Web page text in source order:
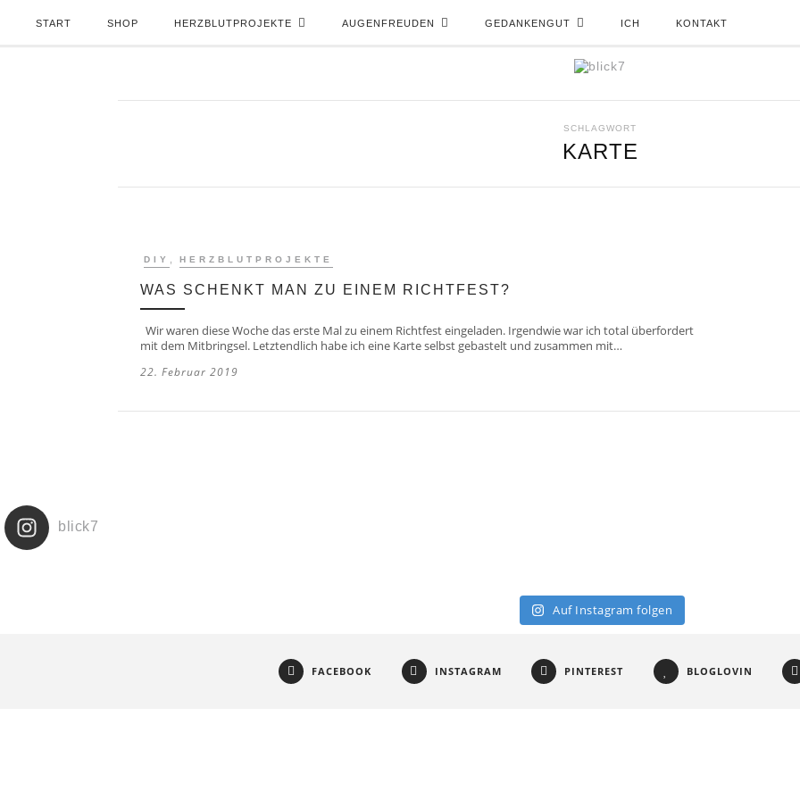
START SHOP HERZBLUTPROJEKTE AUGENFREUDEN GEDANKENGUT ICH KONTAKT
SCHLAGWORT
KARTE
DIY HERZBLUTPROJEKTE
WAS SCHENKT MAN ZU EINEM RICHTFEST?
Wir waren diese Woche das erste Mal zu einem Richtfest eingeladen. Irgendwie war ich total überfordert
mit dem Mitbringsel. Letztendlich habe ich eine Karte selbst gebastelt und zusammen mit…
22. Februar 2019
blick7
Auf Instagram folgen
FACEBOOK INSTAGRAM PINTEREST BLOGLOVIN